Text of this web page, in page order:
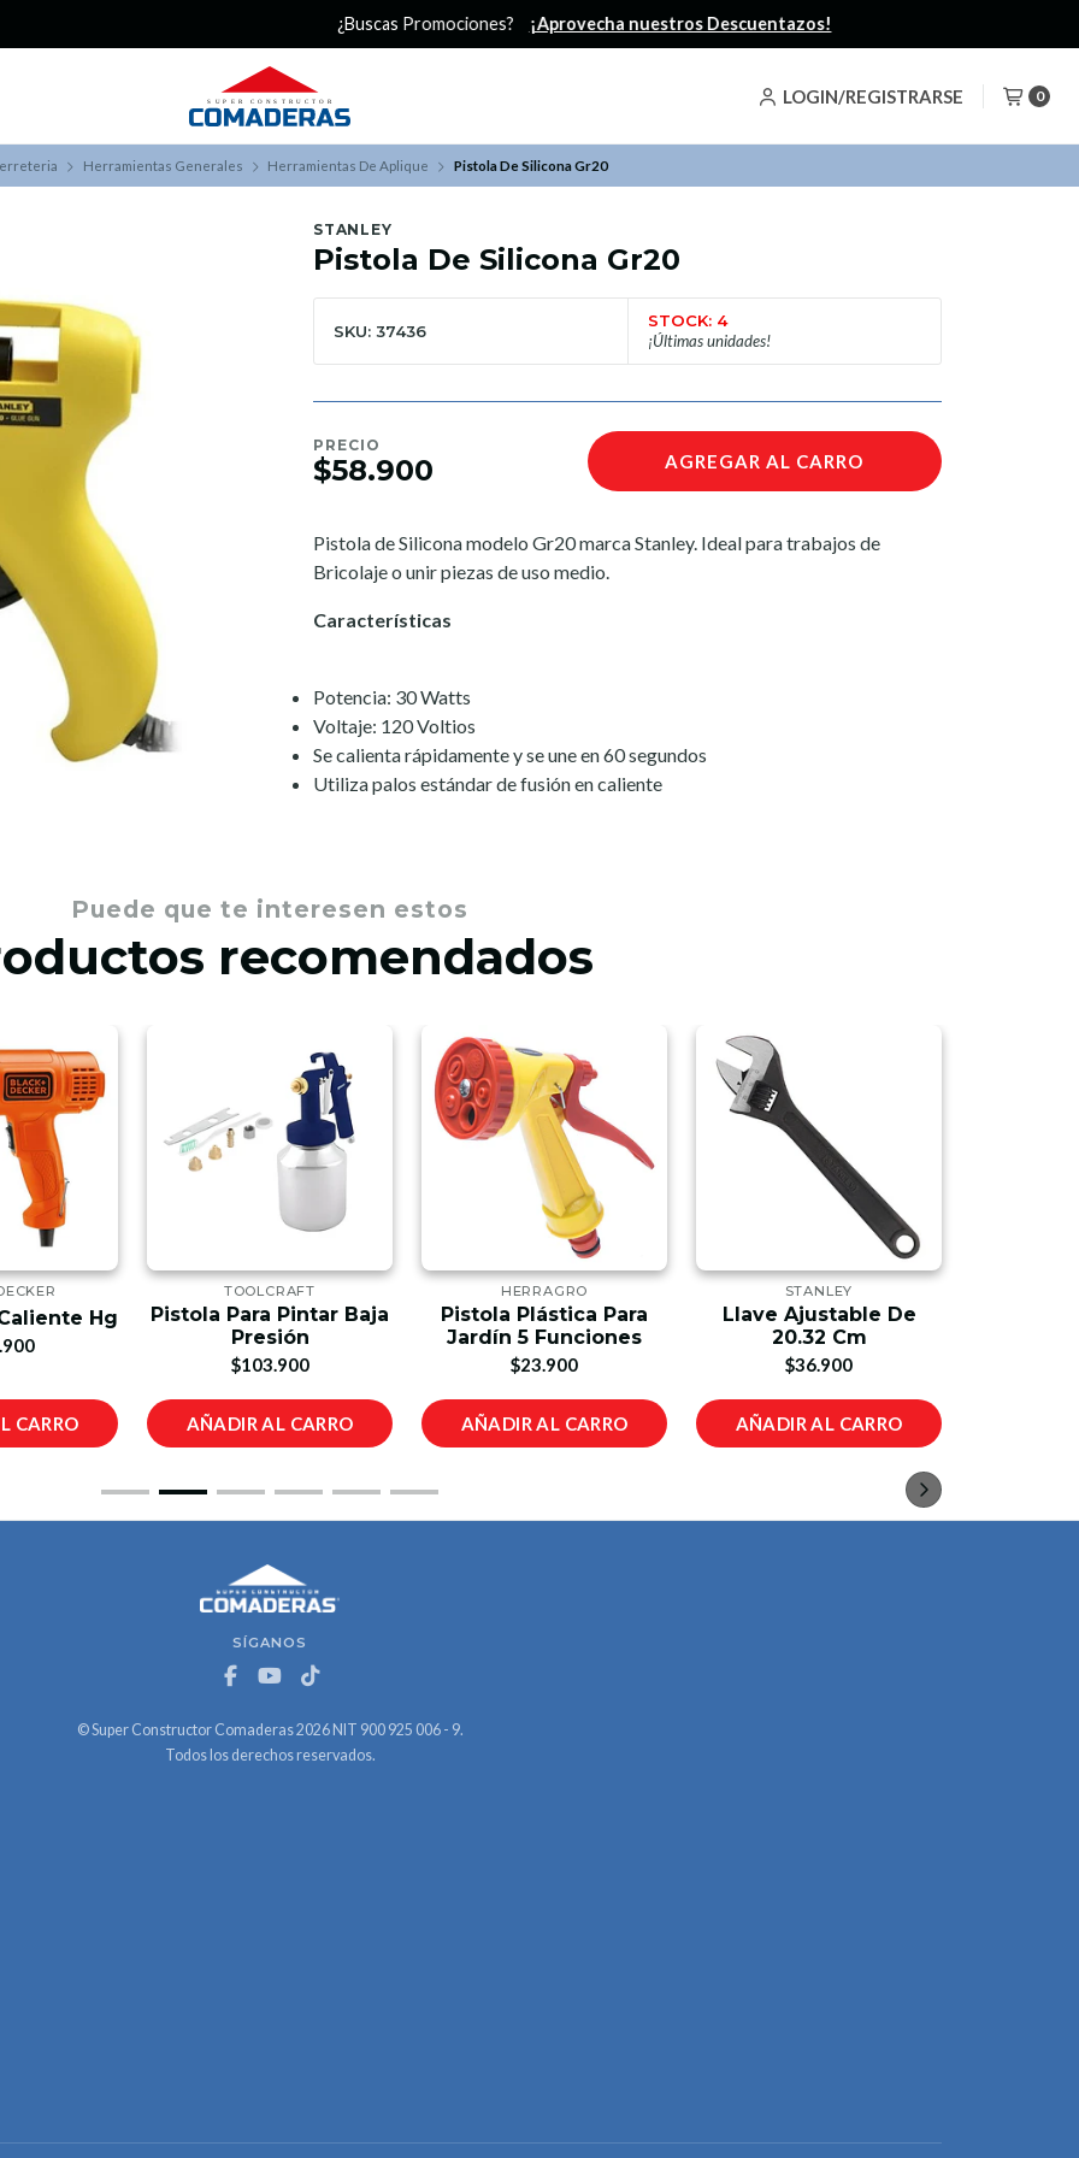
LOGIN/REGISTRARSE 0
¡Aprovecha nuestros Descuentazos!
Herramientas Generales Herramientas De Aplique Pistola De Silicona Gr20
STANLEY
Pistola De Silicona Gr20
SKU: 37436
STOCK: 4
¡Últimas unidades!
PRECIO
$58.900 AGREGAR AL CARRO
Pistola de Silicona modelo Gr20 marca Stanley. Ideal para trabajos de
Bricolaje o unir piezas de uso medio.
Características
Potencia: 30 Watts
Voltaje: 120 Voltios
Se calienta rápidamente y se une en 60 segundos
Utiliza palos estándar de fusión en caliente
Puede que te interesen estos
recomendados
Hg
CARRO
TOOLCRAFT
Pistola Para Pintar Baja
Presión
$103.900
AÑADIR AL CARRO
HERRAGRO
Pistola Plástica Para
Jardín 5 Funciones
$23.900
AÑADIR AL CARRO
STANLEY
Llave Ajustable De
20.32 Cm
$36.900
AÑADIR AL CARRO
SÍGANOS
© Super Constructor Comaderas 2026 NIT 900 925 006 - 9.
Todos los derechos reservados.